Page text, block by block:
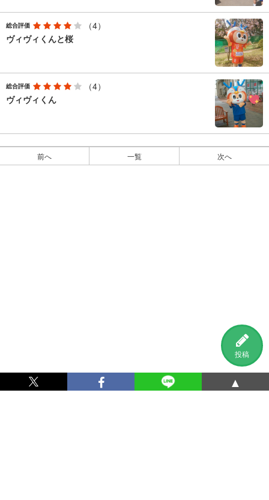
投稿
総合評価
（4）
ヴィヴィくんと桜
総合評価
（4）
ヴィヴィくん
前へ 一覧 次へ
▲